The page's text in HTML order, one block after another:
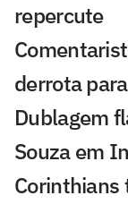
repercute
derrota
Dublagem
Souza em
Corinthians